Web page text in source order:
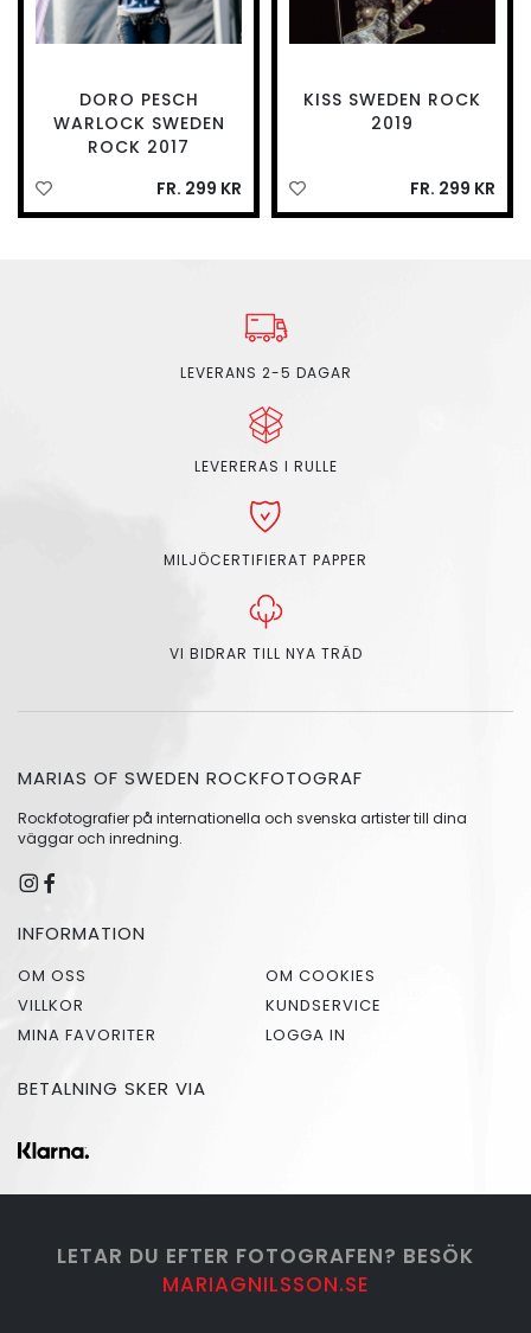
DORO PESCH
WARLOCK SWEDEN
ROCK 2017
FR. 299 KR
KISS SWEDEN ROCK
2019
FR. 299 KR
LEVERANS 2-5 DAGAR
LEVERERAS I RULLE
MILJÖCERTIFIERAT PAPPER
VI BIDRAR TILL NYA TRÄD
MARIAS OF SWEDEN ROCKFOTOGRAF
Rockfotografier på internationella och svenska artister till dina
väggar och inredning.
INFORMATION
OM OSS
OM COOKIES
VILLKOR
KUNDSERVICE
MINA FAVORITER
LOGGA IN
BETALNING SKER VIA
LETAR DU EFTER FOTOGRAFEN? BESÖK
MARIAGNILSSON.SE